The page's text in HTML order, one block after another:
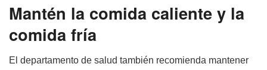
Mantén la comida caliente y la
comida fría
El departamento de salud también recomienda mantener